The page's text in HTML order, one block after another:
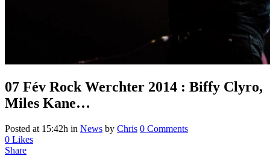
07 Fév Rock Werchter 2014 : Biffy Clyro,
Miles Kane…
Posted at 15:42h in News by Chris 0 Comments
0 Likes
Share